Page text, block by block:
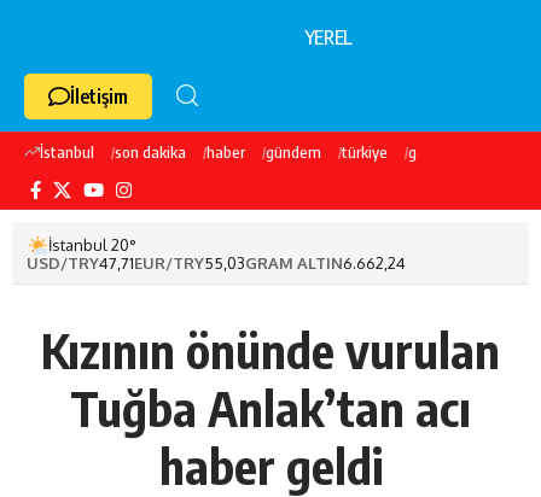
YEREL
İletişim
İstanbul son dakika haber gündem türkiye galatasaray
İstanbul 20°
USD/TRY47,71EUR/TRY55,03GRAM ALTIN6.662,24
Kızının önünde vurulan
Tuğba Anlak’tan acı
haber geldi